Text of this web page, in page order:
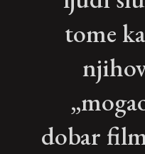
tome
dobar